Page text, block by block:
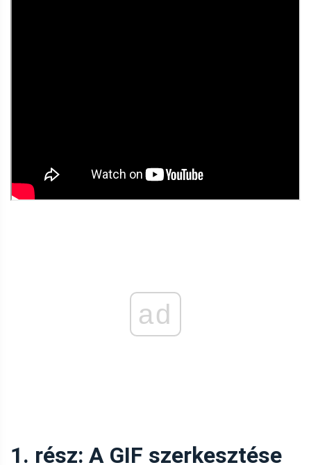
ad
1. rész: A GIF szerkesztése